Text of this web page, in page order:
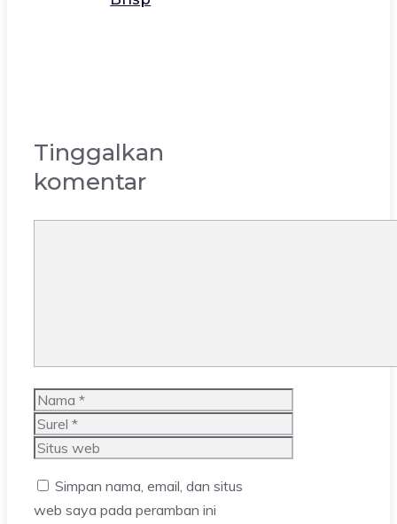
Tinggalkan
komentar
Nama
Surel
Situs
Simpan nama, email, dan situs
web saya pada peramban ini